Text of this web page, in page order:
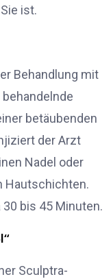
ist.
Behandlung mit
betäubenden
der Arzt
Nadel oder
Hautschichten.
bis 45 Minuten.
Sculptra-